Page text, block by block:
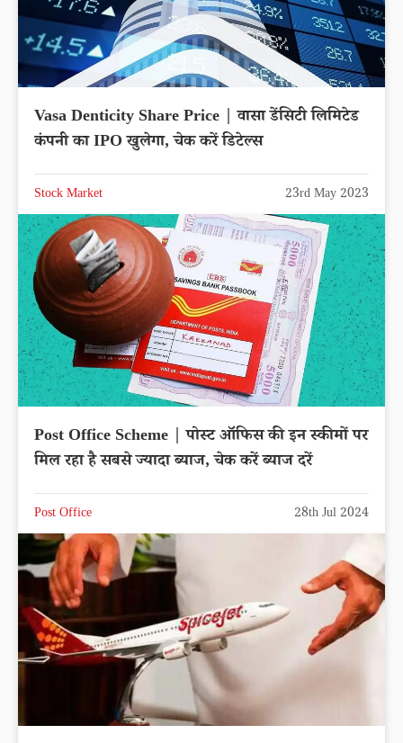
Vasa Denticity Share Price | वासा डेंसिटी लिमिटेड
कंपनी का IPO खुलेगा, चेक करें डिटेल्स
Stock Market 23rd May 2023
Post Office Scheme | पोस्ट ऑफिस की इन स्कीमों पर
मिल रहा है सबसे ज्यादा ब्याज, चेक करें ब्याज दरें
Post Office 28th Jul 2024